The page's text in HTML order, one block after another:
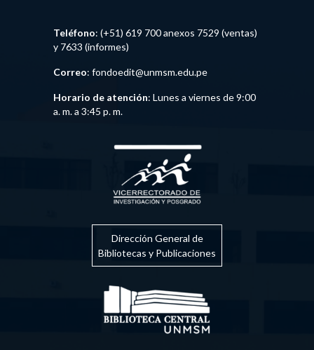
Teléfono: (+51) 619 700 anexos 7529 (ventas)
y 7633 (informes)
Correo: fondoedit@unmsm.edu.pe
Horario de atención: Lunes a viernes de 9:00
a. m. a 3:45 p. m.
Dirección General de
Bibliotecas y Publicaciones